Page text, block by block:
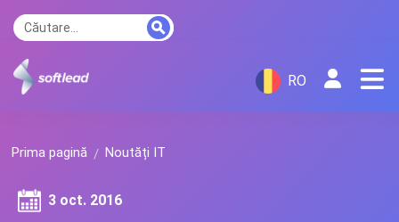
RO
Prima pagină Noutăți IT
3 oct. 2016